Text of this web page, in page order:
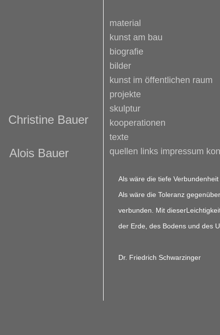
Christine Bauer
Alois Bauer
material
kunst am bau
biografie
bilder
kunst im öffentlichen raum
projekte
skulptur
kooperationen
texte
quellen links impressum
Als wäre die tiefe
Als wäre die Toleranz
verbunden. Mit
der Erde, des Bodens und des
Dr. Friedrich Schwarzinger